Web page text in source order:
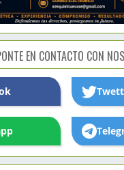
EN CONTACTO CON